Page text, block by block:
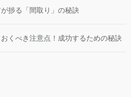
捗る「間取り」の秘訣
くべき注意点！成功するための秘訣